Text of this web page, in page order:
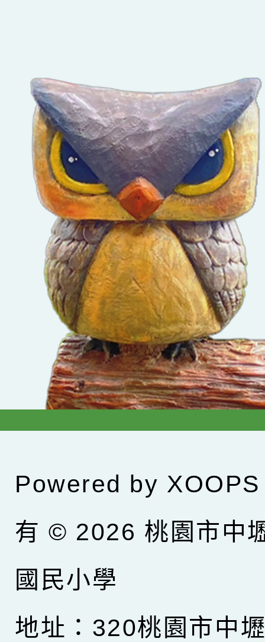
Powered by XOOPS
有 © 2026 桃園市中
國民小學
地址：320桃園市中